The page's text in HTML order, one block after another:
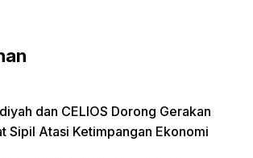
dan CELIOS Dorong Gerakan
Sipil Atasi Ketimpangan Ekonomi